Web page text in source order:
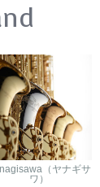
（ヤナギサ
ワ）